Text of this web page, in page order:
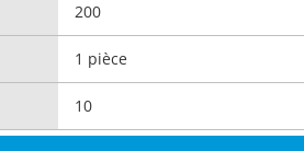
200
1 pièce
10